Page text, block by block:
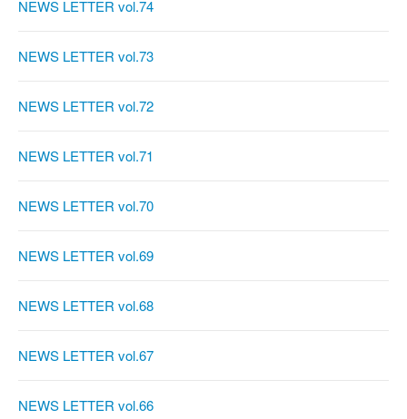
NEWS LETTER vol.74
NEWS LETTER vol.73
NEWS LETTER vol.72
NEWS LETTER vol.71
NEWS LETTER vol.70
NEWS LETTER vol.69
NEWS LETTER vol.68
NEWS LETTER vol.67
NEWS LETTER vol.66